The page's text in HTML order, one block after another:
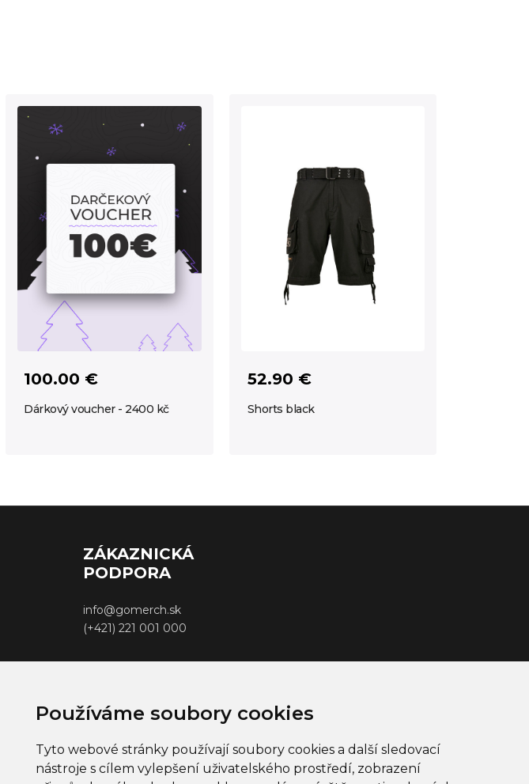
Používáme soubory cookies
Tyto webové stránky používají soubory cookies a další sledovací
nástroje s cílem vylepšení uživatelského prostředí, zobrazení
100.00 €
Dárkový voucher - 2400 kč
52.90 €
Shorts black
ZÁKAZNICKÁ
PODPORA
info@gomerch.sk
(+421) 221 001 000